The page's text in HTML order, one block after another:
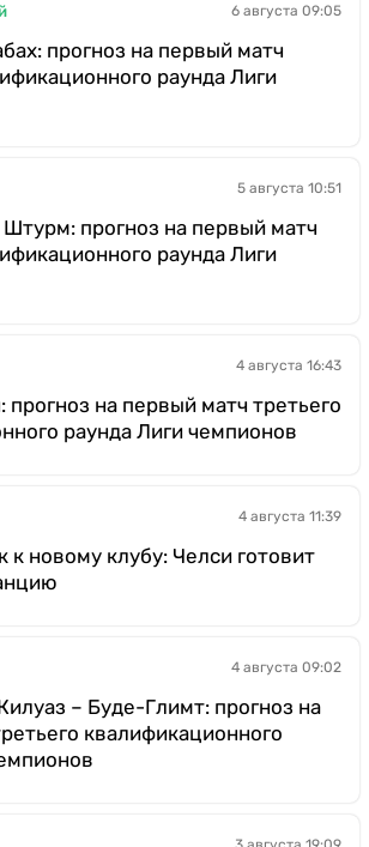
6 августа 09:05
прогноз на первый матч
раунда Лиги
5 августа 10:51
прогноз на первый матч
раунда Лиги
4 августа 16:43
прогноз на первый матч третьего
раунда Лиги чемпионов
4 августа 11:39
к новому клубу: Челси готовит
4 августа 09:02
– Буде-Глимт: прогноз на
квалификационного